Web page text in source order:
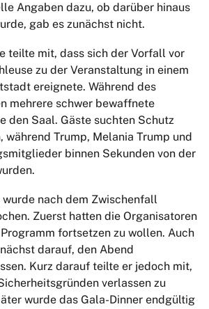
Angaben dazu, ob darüber hinaus
gab es zunächst nicht.
teilte mit, dass sich der Vorfall vor
zu der Veranstaltung in einem
ereignete. Während des
mehrere schwer bewaffnete
den Saal. Gäste suchten Schutz
während Trump, Melania Trump und
binnen Sekunden von der
nach dem Zwischenfall
Zuerst hatten die Organisatoren
fortsetzen zu wollen. Auch
darauf, den Abend
Kurz darauf teilte er jedoch mit,
verlassen zu
wurde das Gala-Dinner endgültig